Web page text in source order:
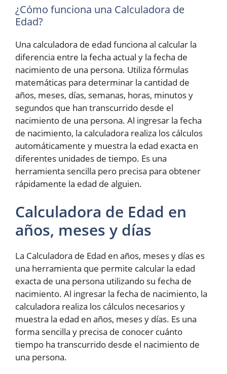
¿Cómo funciona una Calculadora de
Edad?
Una calculadora de edad funciona al calcular la
diferencia entre la fecha actual y la fecha de
nacimiento de una persona. Utiliza fórmulas
matemáticas para determinar la cantidad de
años, meses, días, semanas, horas, minutos y
segundos que han transcurrido desde el
nacimiento de una persona. Al ingresar la fecha
de nacimiento, la calculadora realiza los cálculos
automáticamente y muestra la edad exacta en
diferentes unidades de tiempo. Es una
herramienta sencilla pero precisa para obtener
rápidamente la edad de alguien.
Calculadora de Edad en
años, meses y días
La Calculadora de Edad en años, meses y días es
una herramienta que permite calcular la edad
exacta de una persona utilizando su fecha de
nacimiento. Al ingresar la fecha de nacimiento, la
calculadora realiza los cálculos necesarios y
muestra la edad en años, meses y días. Es una
forma sencilla y precisa de conocer cuánto
tiempo ha transcurrido desde el nacimiento de
una persona.